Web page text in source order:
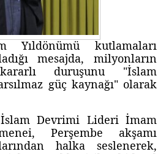
Yıldönümü kutlamaları
mesajda, milyonların
duruşunu "İslam
güç kaynağı" olarak
Devrimi Lideri İmam
Perşembe akşamı
halka seslenerek,